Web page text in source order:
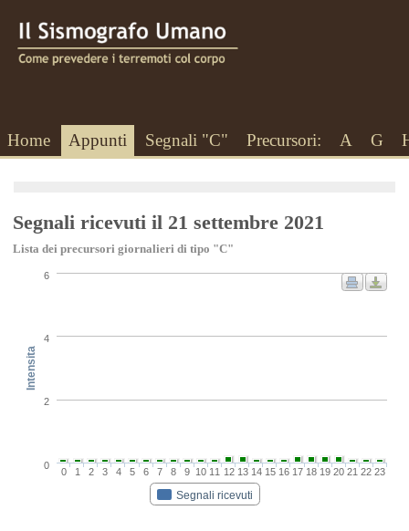
Home Appunti Segnali "C" Precursori: A G
Segnali ricevuti il 21 settembre 2021
Lista dei precursori giornalieri di tipo "C"
Intensita
Segnali ricevuti
0 1 2 3 4 5 6 7 8 9 10 11 12 13 14 15 16 17 18 19 20 21 22 23
0
2
4
6